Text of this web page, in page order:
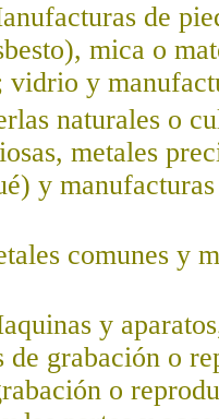
de
mica o
vidrio y
naturales o
metales
y
comunes y
y
de grabación o
o